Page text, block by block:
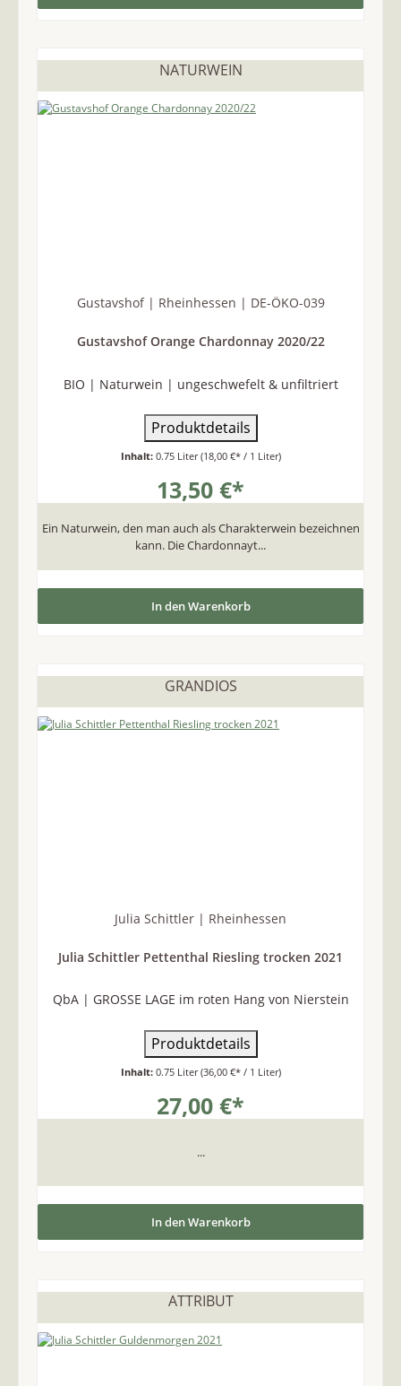
NATURWEIN
Gustavshof | Rheinhessen | DE-ÖKO-039
Gustavshof Orange Chardonnay 2020/22
BIO | Naturwein | ungeschwefelt & unfiltriert
Produktdetails
Inhalt: 0.75 Liter(18,00 €* / 1 Liter)
13,50 €*
Ein Naturwein, den man auch als Charakterwein bezeichnen
kann. Die Chardonnayt...
In den Warenkorb
GRANDIOS
Julia Schittler | Rheinhessen
Julia Schittler Pettenthal Riesling trocken 2021
QbA | GROSSE LAGE im roten Hang von Nierstein
Produktdetails
Inhalt: 0.75 Liter(36,00 €* / 1 Liter)
27,00 €*
...
In den Warenkorb
ATTRIBUT